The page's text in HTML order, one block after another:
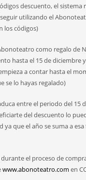
descuento, el sistema
utilizando el
los códigos)
como regalo de
hasta el 15 de diciembre
a contar hasta el
se lo hayas regalado)
entre el periodo del 15
del descuento lo
ya que el año se suma a
el proceso de
www.abonoteatro.com en